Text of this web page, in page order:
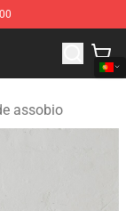
assobio